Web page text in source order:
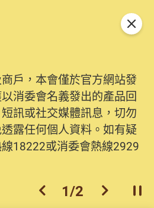
戶，本會僅於官方網站發
消委會名義發出的產品回
訊或社交媒體訊息，切勿
露任何個人資料。如有疑
18222或消委會熱線2929
上一個
1/2 下一個開
關閉